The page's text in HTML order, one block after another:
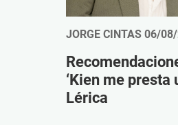
JORGE CINTAS 06/
‘Kien me presta
Lérica